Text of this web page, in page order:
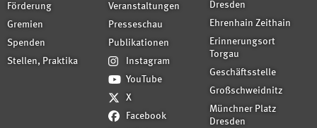
Förderung
Gremien
Spenden
Stellen, Praktika
Veranstaltungen
Presseschau
Publikationen
Instagram
YouTube
X
Facebook
Dresden
Ehrenhain Zeithain
Erinnerungsort
Torgau
Geschäftsstelle
Großschweidnitz
Münchner Platz
Dresden